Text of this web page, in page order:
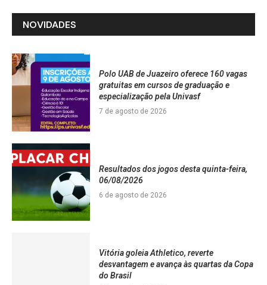
NOVIDADES
Polo UAB de Juazeiro oferece 160 vagas
gratuitas em cursos de graduação e
especialização pela Univasf
7 de agosto de 2026
Resultados dos jogos desta quinta-feira,
06/08/2026
6 de agosto de 2026
Vitória goleia Athletico, reverte
desvantagem e avança às quartas da Copa
do Brasil